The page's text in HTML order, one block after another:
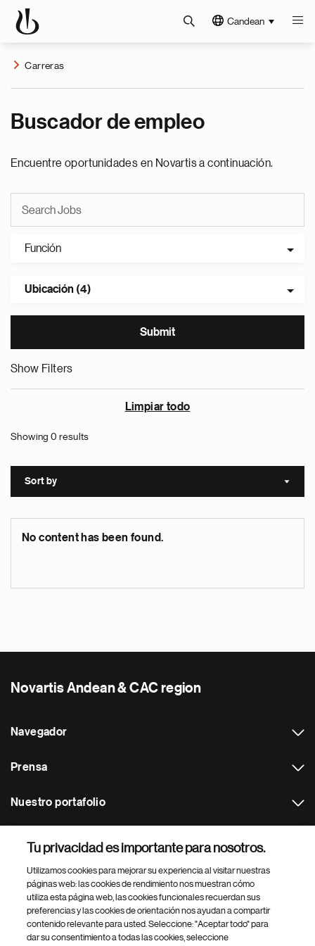
Candean
Carreras
Buscador de empleo
Encuentre oportunidades en Novartis a continuación.
Función
Ubicación (4)
Show Filters
Limpiar todo
Showing 0 results
Sort by Sort
No content has been found.
Novartis Andean & CAC region
Navegador
Prensa
Nuestro portafolio
Footer Site Search
Tu privacidad es importante para nosotros.
Utilizamos cookies para mejorar su experiencia al visitar nuestras
páginas web: las cookies de rendimiento nos muestran cómo
utiliza esta página web, las cookies funcionales recuerdan sus
preferencias y las cookies de orientación nos ayudan a compartir
contenido relevante para usted. Seleccione: "Aceptar todo" para
dar su consentimiento a todas las cookies, seleccione